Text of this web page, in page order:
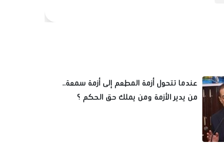
عندما تتحول أزمة المطعم إلى أزمة سمعة..
من يدير الأزمة ومن يملك حق الحكم ؟